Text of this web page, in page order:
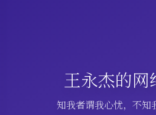
王永杰的网
知我者谓我心忧，不知